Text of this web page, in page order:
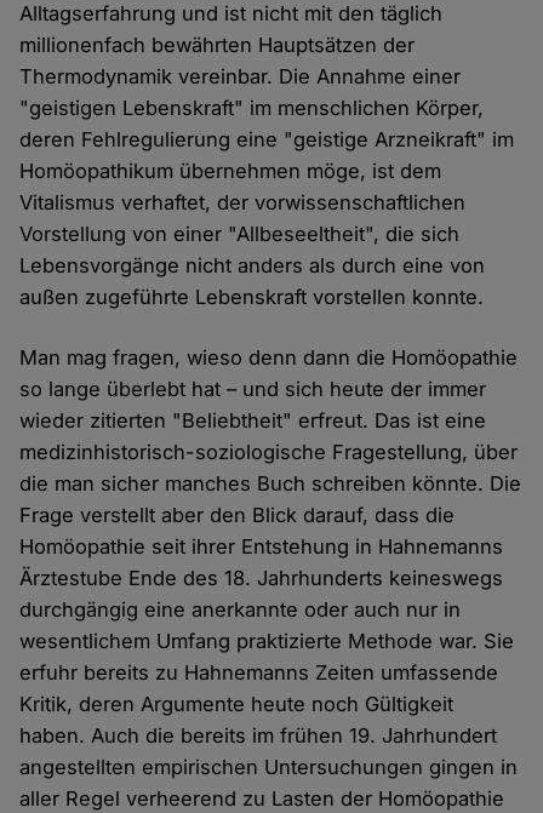
Alltagserfahrung und ist nicht mit den täglich
millionenfach bewährten Hauptsätzen der
Thermodynamik vereinbar. Die Annahme einer
"geistigen Lebenskraft" im menschlichen Körper,
deren Fehlregulierung eine "geistige Arzneikraft" im
Homöopathikum übernehmen möge, ist dem
Vitalismus verhaftet, der vorwissenschaftlichen
Vorstellung von einer "Allbeseeltheit", die sich
Lebensvorgänge nicht anders als durch eine von
außen zugeführte Lebenskraft vorstellen konnte.
Man mag fragen, wieso denn dann die Homöopathie
so lange überlebt hat – und sich heute der immer
wieder zitierten "Beliebtheit" erfreut. Das ist eine
medizinhistorisch-soziologische Fragestellung, über
die man sicher manches Buch schreiben könnte. Die
Frage verstellt aber den Blick darauf, dass die
Homöopathie seit ihrer Entstehung in Hahnemanns
Ärztestube Ende des 18. Jahrhunderts keineswegs
durchgängig eine anerkannte oder auch nur in
wesentlichem Umfang praktizierte Methode war. Sie
erfuhr bereits zu Hahnemanns Zeiten umfassende
Kritik, deren Argumente heute noch Gültigkeit
haben. Auch die bereits im frühen 19. Jahrhundert
angestellten empirischen Untersuchungen gingen in
aller Regel verheerend zu Lasten der Homöopathie